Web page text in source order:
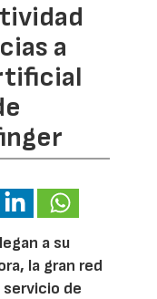
a
a su
la gran red
de